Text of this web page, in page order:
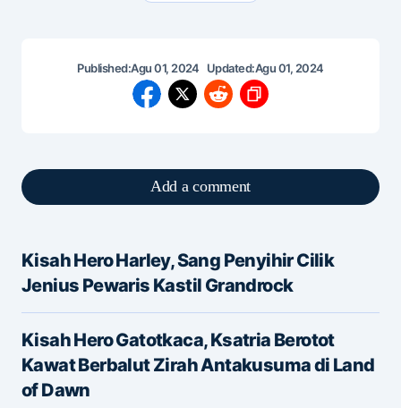
Published:Agu 01, 2024 Updated:Agu 01, 2024
Add a comment
Alamat email Anda tidak akan dipublikasikan.
Ruas yang wajib ditandai*
Message*
Kisah Hero Harley, Sang Penyihir Cilik
Jenius Pewaris Kastil Grandrock
Kisah Hero Gatotkaca, Ksatria Berotot
Kawat Berbalut Zirah Antakusuma di Land
of Dawn